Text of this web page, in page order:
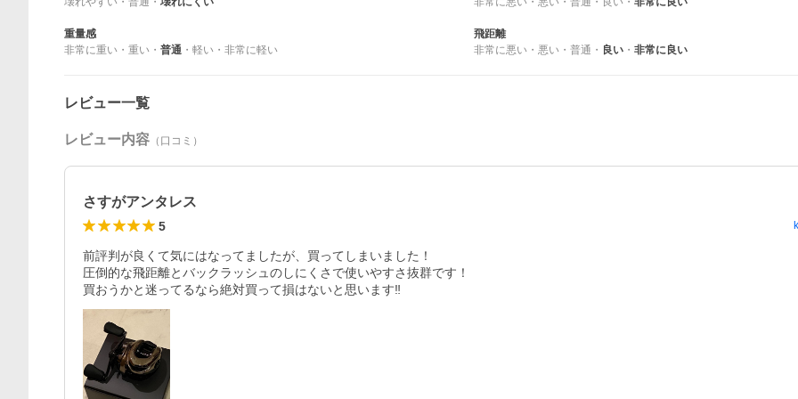
重量感
非常に重い ・ 重い ・ 普通 ・ 軽い ・ 非常に軽い
飛距離
非常に悪い ・ 悪い ・ 普通 ・ 良い ・ 非常に良い
レビュー一覧
レビュー内容 （口コミ）
さすがアンタレス
5
前評判が良くて気にはなってましたが、買ってしまいました！
圧倒的な飛距離とバックラッシュのしにくさで使いやすさ抜群です！
買おうかと迷ってるなら絶対買って損はないと思います‼️